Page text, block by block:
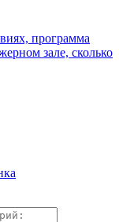
программа
зале, сколько